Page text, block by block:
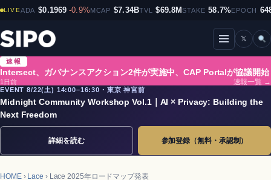
LIVEADA $0.1969 -0.9%MCAP $7.34BTVL $69.8MSTAKE 58.7%EPOCH
メニューを開閉
𝕏
速報
Intersect、ガバナンスアクション2件が実施中、CAP Portalが協議開始
1日前
速報一覧 →
EVENT 8/22(土) 14:00–16:30・東京 神宮前
Midnight Community Workshop Vol.1｜AI × Privacy: Building the
Next Freedom
詳細を読む 参加登録（無料・承認制）
HOME› Lace › Lace 2025年ロードマップ発表